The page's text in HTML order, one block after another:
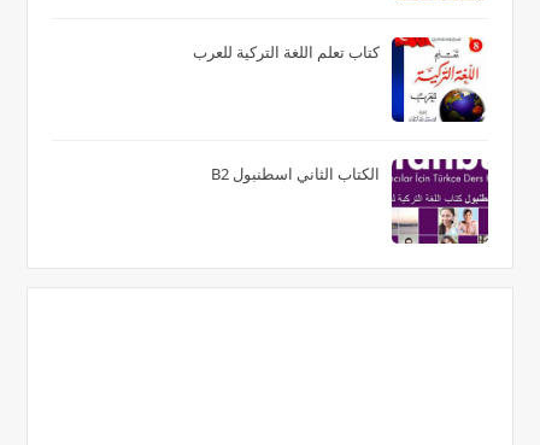
كتاب تعلم اللغة التركية للعرب
الكتاب الثاني اسطنبول B2